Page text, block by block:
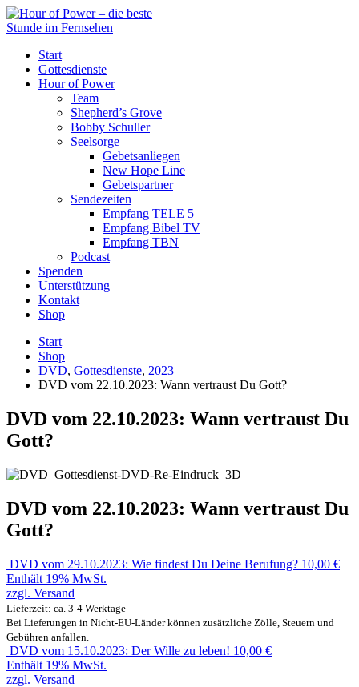
Start
Gottesdienste
Hour of Power
Team
Shepherd’s Grove
Bobby Schuller
Seelsorge
Gebetsanliegen
New Hope Line
Gebetspartner
Sendezeiten
Empfang TELE 5
Empfang Bibel TV
Empfang TBN
Podcast
Spenden
Unterstützung
Kontakt
Shop
Start
Shop
DVD, Gottesdienste, 2023
DVD vom 22.10.2023: Wann vertraust Du Gott?
DVD vom 22.10.2023: Wann vertraust Du
Gott?
DVD vom 22.10.2023: Wann vertraust Du
Gott?
DVD vom 29.10.2023: Wie findest Du Deine Berufung? 10,00 €
Enthält 19% MwSt.
zzgl. Versand
Lieferzeit: ca. 3-4 Werktage
Bei Lieferungen in Nicht-EU-Länder können zusätzliche Zölle, Steuern und
Gebühren anfallen.
DVD vom 15.10.2023: Der Wille zu leben! 10,00 €
Enthält 19% MwSt.
zzgl. Versand